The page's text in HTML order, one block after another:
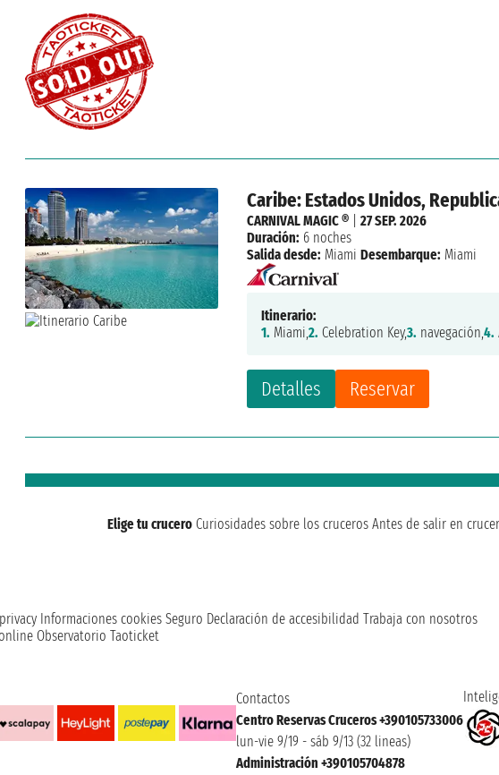
Caribe: Estados Unidos,
Detalles Reservar
CARNIVAL MAGIC ® |27 SEP. 2026
Duración: 6 noches
Salida desde: Miami Desembarque: Miami
Itinerario:
1. Miami,2. Celebration Key,3. navegación,4.
Elige tu crucero Curiosidades sobre los cruceros Antes de salir en
Informaciones cookies Seguro Declaración de accesibilidad Trabaja con nosotros
Observatorio Taoticket
Contactos
Centro Reservas Cruceros +390105733006
lun-vie 9/19 - sáb 9/13 (32 lineas)
Administración +390105704878